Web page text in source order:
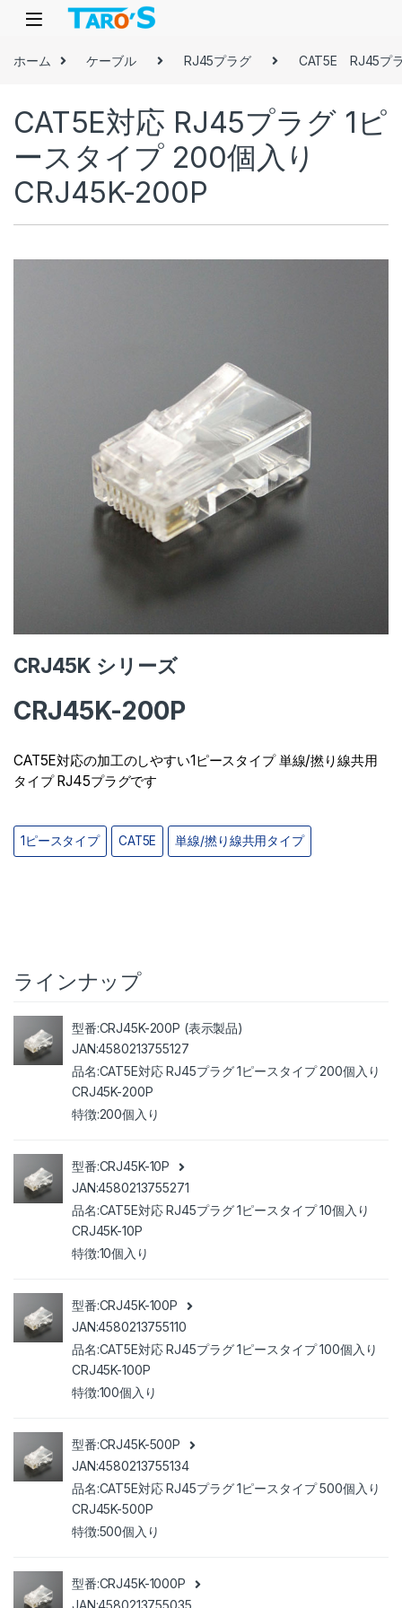
Skip to navigation
Skip to content
ホーム ケーブル RJ45プラグ CAT5E RJ45プ
CAT5E対応 RJ45プラグ 1ピ
ースタイプ 200個入り
CRJ45K-200P
CRJ45K シリーズ
CRJ45K-200P
CAT5E対応の加工のしやすい1ピースタイプ 単線/撚り線共用
タイプ RJ45プラグです
1ピースタイプ CAT5E 単線/撚り線共用タイプ
ラインナップ
CRJ45K-200P (表示製品)
4580213755127
CAT5E対応 RJ45プラグ 1ピースタイプ 200個入り
CRJ45K-200P
200個入り
CRJ45K-10P
4580213755271
CAT5E対応 RJ45プラグ 1ピースタイプ 10個入り
CRJ45K-10P
10個入り
CRJ45K-100P
4580213755110
CAT5E対応 RJ45プラグ 1ピースタイプ 100個入り
CRJ45K-100P
100個入り
CRJ45K-500P
4580213755134
CAT5E対応 RJ45プラグ 1ピースタイプ 500個入り
CRJ45K-500P
500個入り
CRJ45K-1000P